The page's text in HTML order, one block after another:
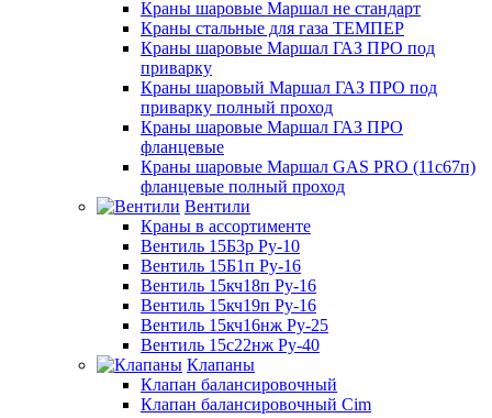
Краны шаровые Маршал не стандарт
Краны стальные для газа ТЕМПЕР
Краны шаровые Маршал ГАЗ ПРО под
приварку
Краны шаровый Маршал ГАЗ ПРО под
приварку полный проход
Краны шаровые Маршал ГАЗ ПРО
фланцевые
Краны шаровые Маршал GAS PRO (11с67п)
фланцевые полный проход
Вентили
Краны в ассортименте
Вентиль 15Б3р Ру-10
Вентиль 15Б1п Ру-16
Вентиль 15кч18п Ру-16
Вентиль 15кч19п Ру-16
Вентиль 15кч16нж Ру-25
Вентиль 15с22нж Ру-40
Клапаны
Клапан балансировочный
Клапан балансировочный Cim